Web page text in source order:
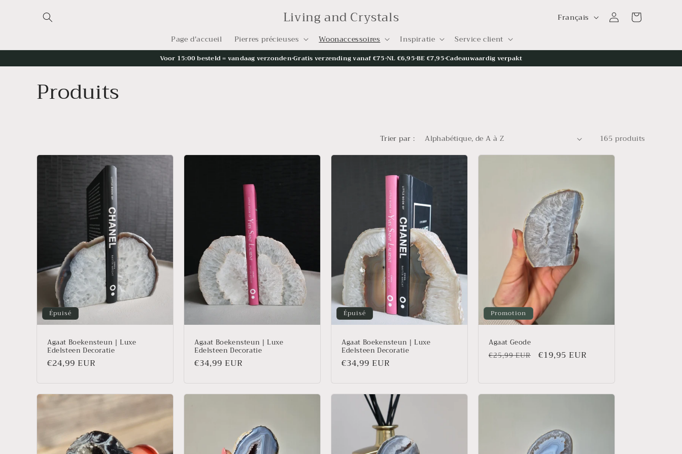
Living and Crystals
Page d'accueil Pierres précieuses Woonaccessoires Inspiratie Service client
L
n
g
Français ConnexionPanier
Voor 15:00 besteld = vandaag verzonden•Gratis verzending vanaf €75•NL €6,95•BE €7,95•Cadeauwaardig verpakt
C
i
o
n
Produits
Trier par : 165 produits
Épuisé
Agaat Boekensteun | Luxe
Edelsteen Decoratie
Prix
€24,99 EUR
Agaat Boekensteun | Luxe
Edelsteen Decoratie
Prix
€34,99 EUR
Épuisé
Agaat Boekensteun | Luxe
Edelsteen Decoratie
Prix
€34,99 EUR
Promotion
Agaat Geode
Prix
€25,99 EUR
Prix
€19,95 EUR